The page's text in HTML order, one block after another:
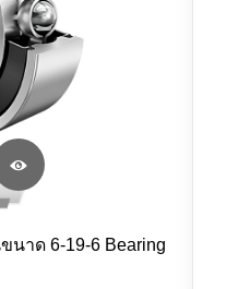
นาด 6-19-6 Bearing